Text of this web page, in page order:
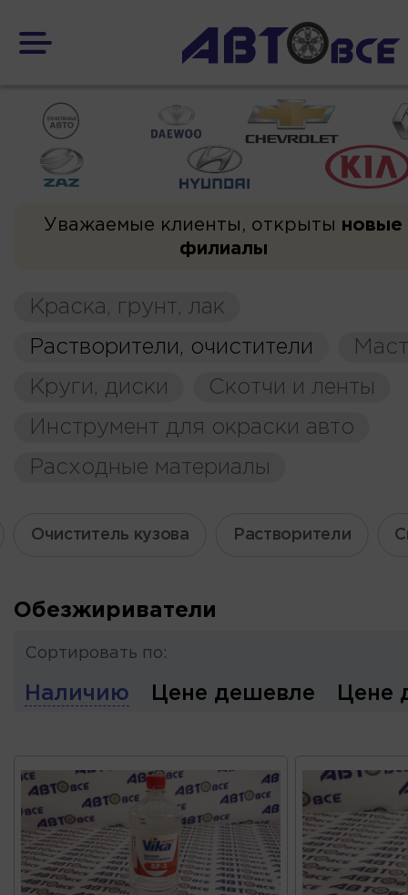
Уважаемые клиенты, открыты новые
филиалы
Краска, грунт, лак
Растворители, очистители
Круги, диски
Скотчи и ленты
Инструмент для окраски авто
Расходные материалы
Очиститель кузова Растворители
Обезжириватели
Сортировать по:
Наличию Цене дешевле Цене